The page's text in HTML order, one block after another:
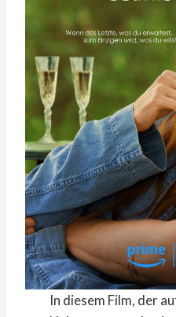
In diesem Film, der